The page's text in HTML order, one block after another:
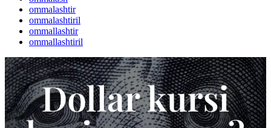
ommalashtir
ommalashtiril
ommallashtir
ommallashtiril